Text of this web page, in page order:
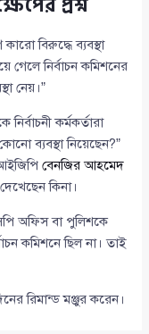
বিরুদ্ধে ব্যবস্থা
গেলে নির্বাচন কমিশনের
নেয়।”
কর্মকর্তারা
ব্যবস্থা নিয়েছেন?”
বেনজির আহমেদ
কিনা।
অফিস বা পুলিশকে
কমিশনে ছিল না। তাই
রিমান্ড মঞ্জুর করেন।